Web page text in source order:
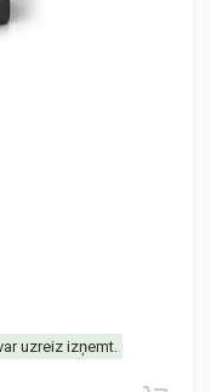
uzreiz izņemt.